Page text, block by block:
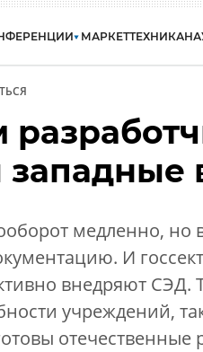
МАРКЕТТЕХНИКА
медленно, но
И
внедряют СЭД.
учреждений,
отечественные